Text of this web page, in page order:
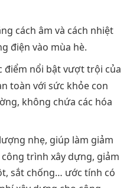
cách âm và cách nhiệt
điện vào mùa hè.
điểm nổi bật vượt trội của
toàn với sức khỏe con
không chứa các hóa
nhẹ, giúp làm giảm
trình xây dựng, giảm
sắt chống… ước tính có